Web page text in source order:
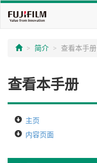
简介 查看本手册
查看本手册
主页
内容页面